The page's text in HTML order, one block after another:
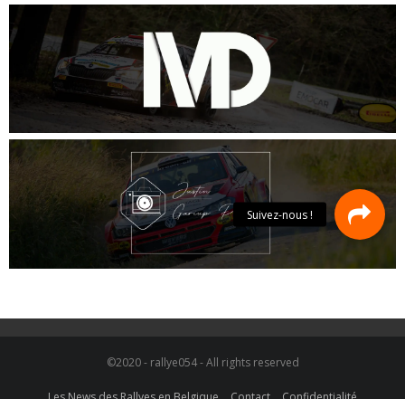
©2020 - rallye054 - All rights reserved